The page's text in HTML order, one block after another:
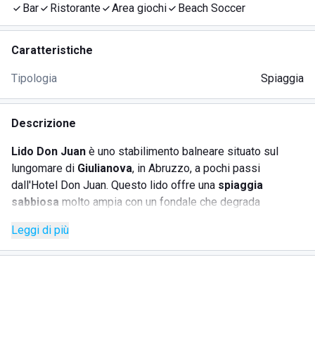
Bar Ristorante Area giochi Beach Soccer
Caratteristiche
Tipologia Spiaggia
Descrizione
Lido Don Juan è uno stabilimento balneare situato sul
lungomare di Giulianova, in Abruzzo, a pochi passi
dall'Hotel Don Juan. Questo lido offre una spiaggia
sabbiosa molto ampia con un fondale che degrada
ideale per le
distingue per la varietà di servizi proposti, come noleggio
Leggi di più